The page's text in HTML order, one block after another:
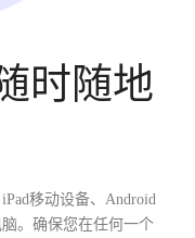
时随地
移动设备、Android
脑。确保您在任何一个